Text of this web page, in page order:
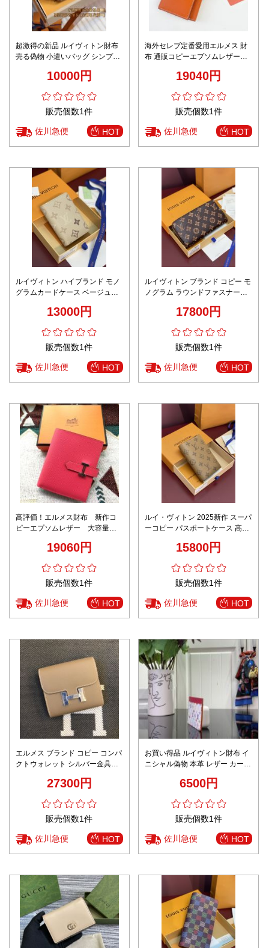
超激得の新品 ルイヴィトン財布
売る偽物 小遣いバッグ シンプル
10000円
販売個数1件
佐川急便 HOT
海外セレブ定番愛用エルメス 財
布 通販コピーエプソムレザー
19040円
販売個数1件
佐川急便 HOT
ルイヴィトン ハイブランド モノ
グラムカードケース ベージュ仕
13000円
販売個数1件
佐川急便 HOT
ルイヴィトン ブランド コピー モ
ノグラム ラウンドファスナー長
17800円
販売個数1件
佐川急便 HOT
高評価！エルメス財布 新作コ
ピーエプソムレザー 大容量
19060円
販売個数1件
佐川急便 HOT
ルイ・ヴィトン 2025新作 スーパ
ーコピー パスポートケース 高級
15800円
販売個数1件
佐川急便 HOT
エルメス ブランド コピー コンパ
クトウォレット シルバー金具仕
27300円
販売個数1件
佐川急便 HOT
お買い得品 ルイヴィトン財布 イ
ニシャル偽物 本革 レザー カード
6500円
販売個数1件
佐川急便 HOT